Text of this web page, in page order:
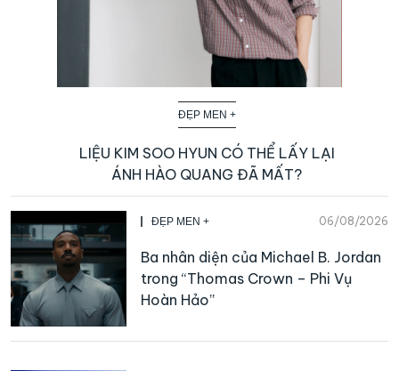
ĐẸP MEN +
LIỆU KIM SOO HYUN CÓ THỂ LẤY LẠI
ÁNH HÀO QUANG ĐÃ MẤT?
ĐẸP MEN + 06/08/2026
Ba nhân diện của Michael B. Jordan
trong “Thomas Crown – Phi Vụ
Hoàn Hảo”